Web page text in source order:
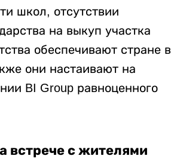
школ, отсутствии
на выкуп участка
обеспечивают стране в
они настаивают на
BI Group равноценного
с жителями